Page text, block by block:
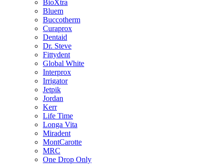
BioXtra
Bluem
Buccotherm
Curaprox
Dentaid
Dr. Steve
Fittydent
Global White
Interprox
Irrigator
Jetpik
Jordan
Kerr
Life Time
Longa Vita
Miradent
MontCarotte
MRC
One Drop Only